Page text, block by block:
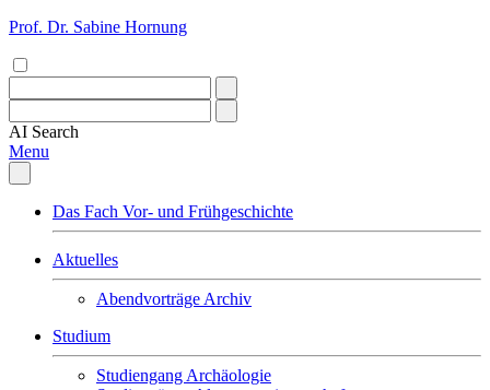
Prof. Dr. Sabine Hornung
AI Search
Menu
Das Fach Vor- und Frühgeschichte
Aktuelles
Abendvorträge Archiv
Studium
Studiengang Archäologie